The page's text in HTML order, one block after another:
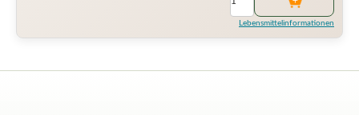
Lebensmittelinformationen